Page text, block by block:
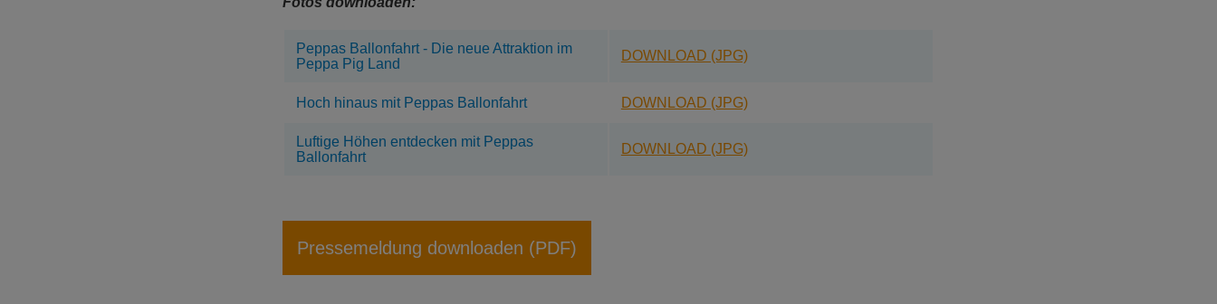
Peppas Ballonfahrt - Die neue Attraktion im
Peppa Pig Land
DOWNLOAD (JPG)
Hoch hinaus mit Peppas Ballonfahrt DOWNLOAD (JPG)
Luftige Höhen entdecken mit Peppas
Ballonfahrt
DOWNLOAD (JPG)
Pressemeldung downloaden (PDF)